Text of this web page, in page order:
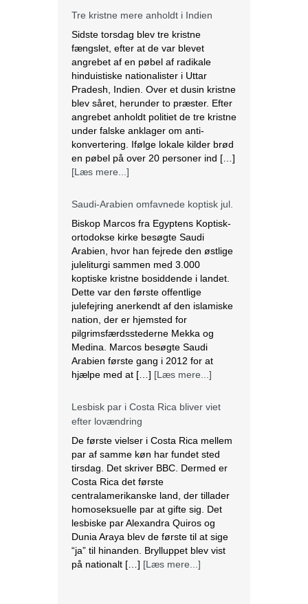
Tre kristne mere anholdt i Indien
Sidste torsdag blev tre kristne
fængslet, efter at de var blevet
angrebet af en pøbel af radikale
hinduistiske nationalister i Uttar
Pradesh, Indien. Over et dusin kristne
blev såret, herunder to præster. Efter
angrebet anholdt politiet de tre kristne
under falske anklager om anti-
konvertering. Ifølge lokale kilder brød
en pøbel på over 20 personer ind […]
[Læs mere...]
Saudi-Arabien omfavnede koptisk jul.
Biskop Marcos fra Egyptens Koptisk-
ortodokse kirke besøgte Saudi
Arabien, hvor han fejrede den østlige
juleliturgi sammen med 3.000
koptiske kristne bosiddende i landet.
Dette var den første offentlige
julefejring anerkendt af den islamiske
nation, der er hjemsted for
pilgrimsfærdsstederne Mekka og
Medina. Marcos besøgte Saudi
Arabien første gang i 2012 for at
hjælpe med at […] [Læs mere...]
Lesbisk par i Costa Rica bliver viet
efter lovændring
De første vielser i Costa Rica mellem
par af samme køn har fundet sted
tirsdag. Det skriver BBC. Dermed er
Costa Rica det første
centralamerikanske land, der tillader
homoseksuelle par at gifte sig. Det
lesbiske par Alexandra Quiros og
Dunia Araya blev de første til at sige
“ja” til hinanden. Brylluppet blev vist
på nationalt […] [Læs mere...]